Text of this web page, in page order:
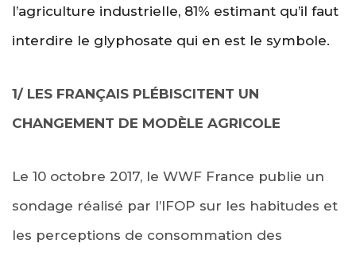
l’agriculture industrielle, 81% estimant qu’il faut
interdire le glyphosate qui en est le symbole.
1/ LES FRANÇAIS PLÉBISCITENT UN
CHANGEMENT DE MODÈLE AGRICOLE
Le 10 octobre 2017, le WWF France publie un
sondage réalisé par l’IFOP sur les habitudes et
les perceptions de consommation des